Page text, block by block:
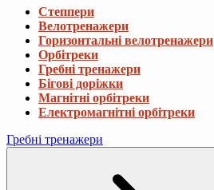
Степпери
Велотренажери
Горизонтальні велотренажери
Орбітреки
Гребні тренажери
Бігові доріжки
Магнітні орбітреки
Електромагнітні орбітреки
Гребні тренажери